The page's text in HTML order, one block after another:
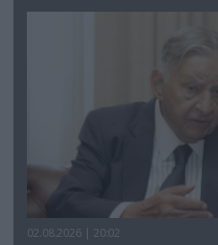
02.08.2026 | 20:02